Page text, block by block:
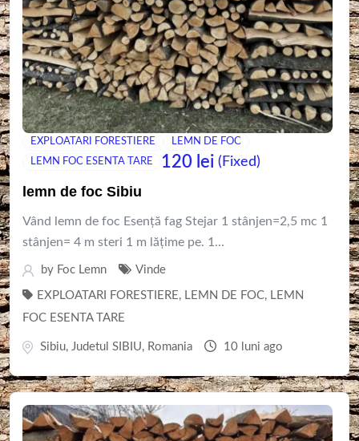
EXPLOATARI FORESTIERE
LEMN DE FOC
LEMN FOC ESENTA TARE
120 lei (Fixed)
lemn de foc Sibiu
Vând lemn de foc Esență fag Stejar 1 stânjen=2,5 mc 1
stânjen= 4 m steri 1 m lățime pe. 1...
by Foc Lemn Vinde
EXPLOATARI FORESTIERE, LEMN DE FOC, LEMN
FOC ESENTA TARE
Sibiu, Judetul SIBIU, Romania 10 luni ago